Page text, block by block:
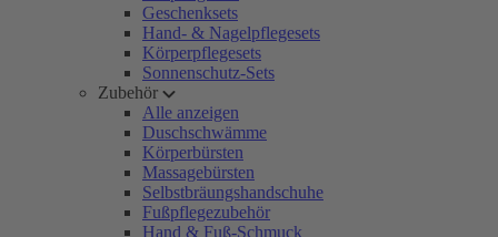
Geschenksets
Hand- & Nagelpflegesets
Körperpflegesets
Sonnenschutz-Sets
Zubehör
Alle anzeigen
Duschschwämme
Körperbürsten
Massagebürsten
Selbstbräungshandschuhe
Fußpflegezubehör
Hand & Fuß-Schmuck